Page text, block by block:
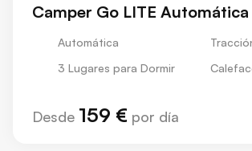
Camper Go LITE Automática
Automática
3 Lugares para Dormir
Desde 159 € por día